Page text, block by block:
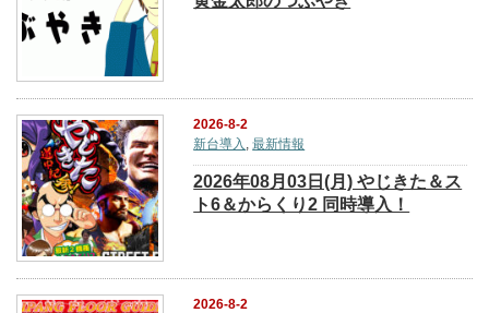
2026-8-2
新台導入
,最新情報
2026年08月03日(月) やじきた＆ス
ト6＆からくり2 同時導入！
2026-8-2